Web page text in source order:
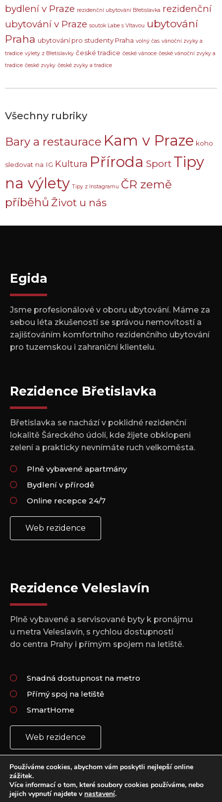
bydlení v Praze rezidenční ubytování Břetislavka rezidenční
ubytování v Praze soutok Labe s Vltavou ubytování
Praha ubytování pro studenty Praha volný čas vánoční zvyky a
tradice výlety z Břetislavky české tradice české vánoce české vánoční zvyky a
tradice české zvyky české zvyky a tradice
Všechny rubriky
Bary a restaurace Kam v Praze koho
sledovat na IG Kultura Příroda Sport Tipy
na výlety Tipy z Instagramu ČR země
příběhů Život u nás
Egida
Jsme profesionálové v oboru ubytování. Máme za
sebou léta zkušeností se správou nemovitostí a
zajišťováním komfortního rezidenčního ubytování
pro tuzemskou i zahraniční klientelu.
Rezidence Břetislavka
Břetislavka se nachází v poklidné rezidenční
lokalitě Šáreckého údolí, kde žijete obklopeni
zelení a prakticky nevnímáte ruch velkoměsta.
Plně vybavené apartmány
Bydlení v přírodě
Online recepce 24/7
Web rezidence
Rezidence Veleslavín
Plně vybavené a servisované byty k pronájmu
u metra Veleslavín, s rychlou dostupností
do centra Prahy i přímým spojem na letiště.
Snadná dostupnost na metro
Přímý spoj na letiště
SmartHome
Web rezidence
Používáme cookies, abychom vám poskytli nejlepší online
zážitek.
Více informací o tom, které soubory cookies používáme, nebo
jejich vypnutí najdete v nastavení.